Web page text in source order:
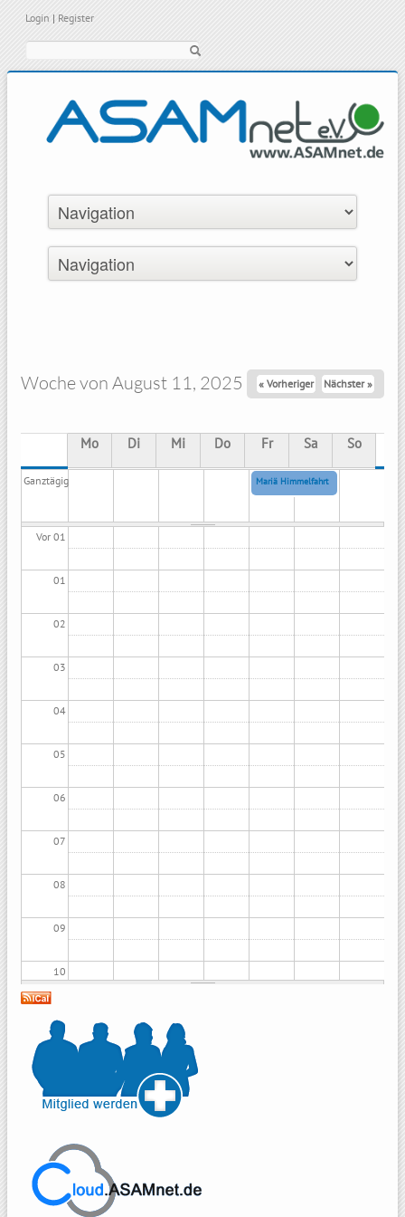
Login | Register
Woche von August 11, 2025 « Vorheriger Nächster »
Mo Di Mi Do Fr Sa So
Ganztägig Mariä Himmelfahrt
Vor 01
01
02
03
04
05
06
07
08
09
10
13
14